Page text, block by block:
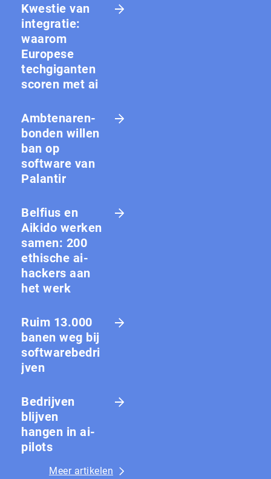
Kwestie van
integratie:
waarom
Europese
techgiganten
scoren met ai
Amb­te­na­ren­
bon­den willen
ban op
software van
Palantir
Belfius en
Aikido werken
samen: 200
ethische ai-
hackers aan
het werk
Ruim 13.000
banen weg bij
softwarebedri
jven
Bedrijven
blijven
hangen in ai-
pilots
Meer artikelen